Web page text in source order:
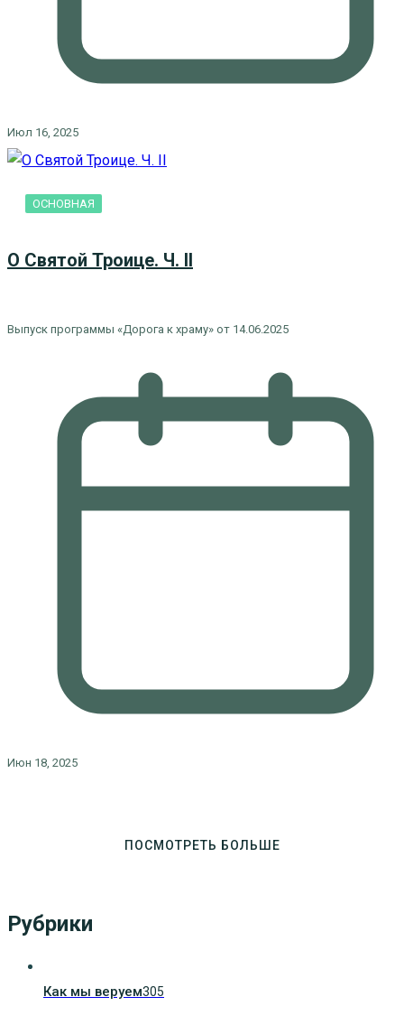
Июл 16, 2025
ОСНОВНАЯ
О Святой Троице. Ч. II
Выпуск программы «Дорога к храму» от 14.06.2025
Июн 18, 2025
ПОСМОТРЕТЬ БОЛЬШЕ
Рубрики
Как мы веруем305